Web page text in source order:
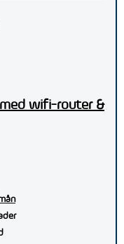
wifi-router &